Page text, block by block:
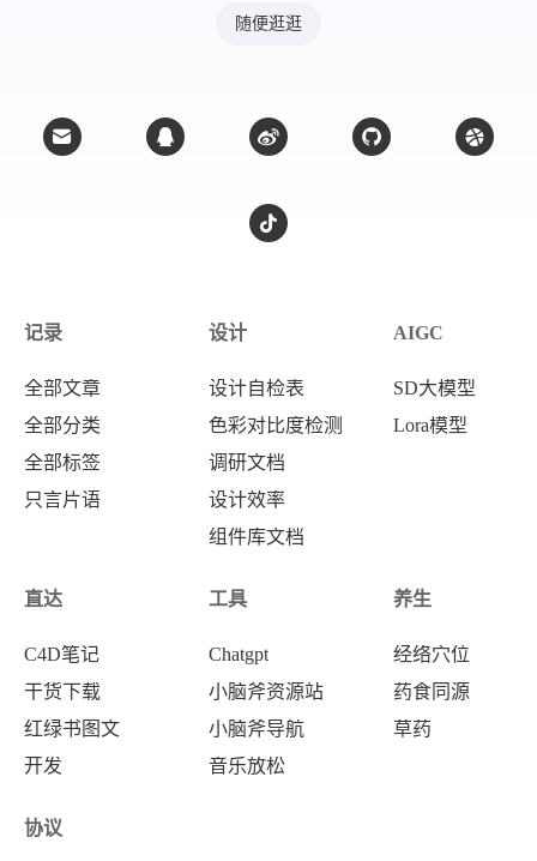
随便逛逛
记录
全部文章
全部分类
全部标签
只言片语
设计
设计自检表
色彩对比度检测
调研文档
设计效率
组件库文档
AIGC
SD大模型
Lora模型
直达
C4D笔记
干货下载
红绿书图文
开发
工具
Chatgpt
小脑斧资源站
小脑斧导航
音乐放松
养生
经络穴位
药食同源
草药
协议